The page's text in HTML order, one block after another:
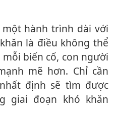
là điều không thể
biến cố, con người
mẽ hơn. Chỉ cần
định sẽ tìm được
giai đoạn khó khăn